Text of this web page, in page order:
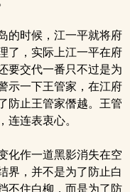
的时候，江一平就将府
了，实际上江一平在府
要交代一番只不过是为
示一下王管家，在江府
防止王管家僭越。王管
连连表衷心。
化作一道黑影消失在空
界，并不是为了防止白
不住白柳，而是为了防